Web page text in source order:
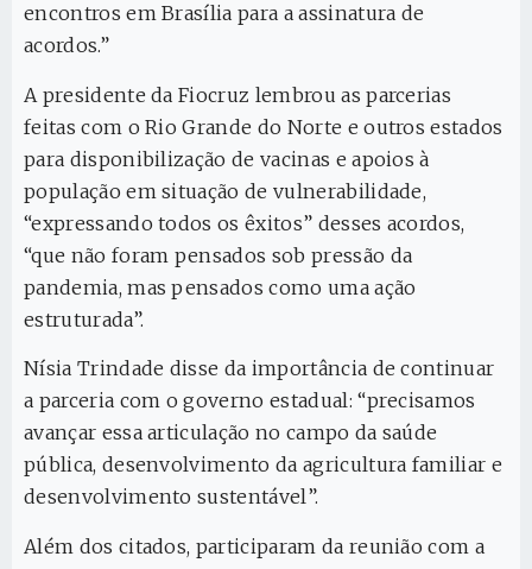
encontros em Brasília para a assinatura de
acordos.”
A presidente da Fiocruz lembrou as parcerias
feitas com o Rio Grande do Norte e outros estados
para disponibilização de vacinas e apoios à
população em situação de vulnerabilidade,
“expressando todos os êxitos” desses acordos,
“que não foram pensados sob pressão da
pandemia, mas pensados como uma ação
estruturada”.
Nísia Trindade disse da importância de continuar
a parceria com o governo estadual: “precisamos
avançar essa articulação no campo da saúde
pública, desenvolvimento da agricultura familiar e
desenvolvimento sustentável”.
Além dos citados, participaram da reunião com a